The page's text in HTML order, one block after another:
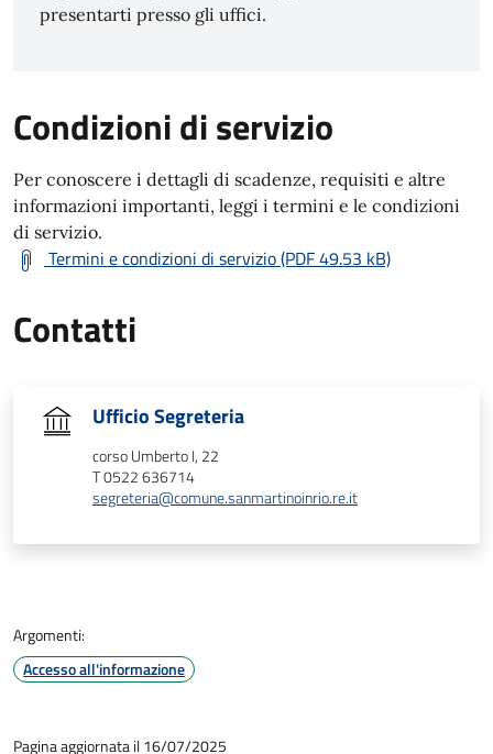
presentarti presso gli uffici.
Condizioni di servizio
Per conoscere i dettagli di scadenze, requisiti e altre
informazioni importanti, leggi i termini e le condizioni
di servizio.
Termini e condizioni di servizio (PDF 49.53 kB)
Contatti
Ufficio Segreteria
corso Umberto I, 22
T 0522 636714
segreteria@comune.sanmartinoinrio.re.it
Argomenti:
Accesso all'informazione
Pagina aggiornata il 16/07/2025